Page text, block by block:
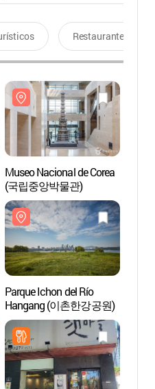
Restaurantes
Museo Nacional de Corea
(국립중앙박물관)
Parque Ichon del Río
Hangang (이촌한강공원)